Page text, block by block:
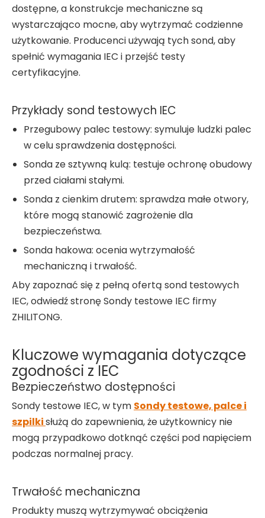
dostępne, a konstrukcje mechaniczne są
wystarczająco mocne, aby wytrzymać codzienne
użytkowanie. Producenci używają tych sond, aby
spełnić wymagania IEC i przejść testy
certyfikacyjne.
Przykłady sond testowych IEC
Przegubowy palec testowy: symuluje ludzki palec
w celu sprawdzenia dostępności.
Sonda ze sztywną kulą: testuje ochronę obudowy
przed ciałami stałymi.
Sonda z cienkim drutem: sprawdza małe otwory,
które mogą stanowić zagrożenie dla
bezpieczeństwa.
Sonda hakowa: ocenia wytrzymałość
mechaniczną i trwałość.
Aby zapoznać się z pełną ofertą sond testowych
IEC, odwiedź stronę Sondy testowe IEC firmy
ZHILITONG.
Kluczowe wymagania dotyczące
zgodności z IEC
Bezpieczeństwo dostępności
Sondy testowe IEC, w tym Sondy testowe, palce i
szpilkisłużą do zapewnienia, że ​​użytkownicy nie
mogą przypadkowo dotknąć części pod napięciem
podczas normalnej pracy.
Trwałość mechaniczna
Produkty muszą wytrzymywać obciążenia